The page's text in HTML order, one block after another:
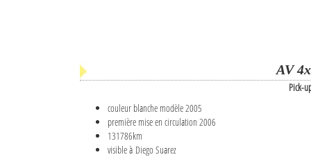
AV
Pick-
couleur blanche modèle 2005
première mise en circulation 2006
131786km
visible à Diego Suarez